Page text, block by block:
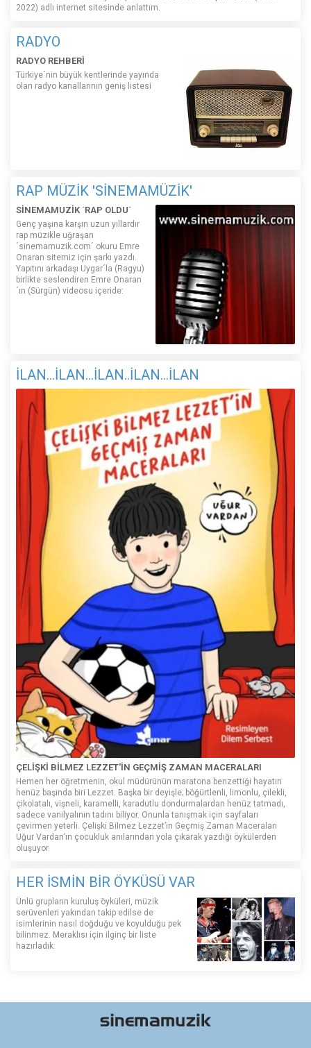
2022) adlı internet sitesinde anlattım.
RADYO
RADYO REHBERİ
Türkiye´nin büyük kentlerinde yayında
olan radyo kanallarının geniş listesi
RAP MÜZİK 'SİNEMAMÜZİK'
SİNEMAMUZİK ´RAP OLDU´
Genç yaşına karşın uzun yıllardır
rap müzikle uğraşan
´sinemamuzik.com´ okuru Emre
Onaran sitemiz için şarkı yazdı.
Yapıtını arkadaşı Uygar´la (Ragyu)
birlikte seslendiren Emre Onaran
´ın (Sürgün) videosu içeride:
İLAN...İLAN...İLAN..İLAN...İLAN
ÇELİŞKİ BİLMEZ LEZZET'İN GEÇMİŞ ZAMAN MACERALARI
Hemen her öğretmenin, okul müdürünün maratona benzettiği hayatın
henüz başında biri Lezzet. Başka bir deyişle; böğürtlenli, limonlu, çilekli,
çikolatalı, vişneli, karamelli, karadutlu dondurmalardan henüz tatmadı,
sadece vanilyalının tadını biliyor. Onunla tanışmak için sayfaları
çevirmen yeterli. Çelişki Bilmez Lezzet’in Geçmiş Zaman Maceraları
Uğur Vardan’ın çocukluk anılarından yola çıkarak yazdığı öykülerden
oluşuyor.
HER İSMİN BİR ÖYKÜSÜ VAR
Ünlü grupların kuruluş öyküleri, müzik
serüvenleri yakından takip edilse de
isimlerinin nasıl doğduğu ve koyulduğu pek
bilinmez. Meraklısı için ilginç bir liste
hazırladık: